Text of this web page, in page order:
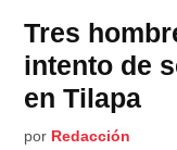
Tres
intento de
en Tilapa
por Redacción